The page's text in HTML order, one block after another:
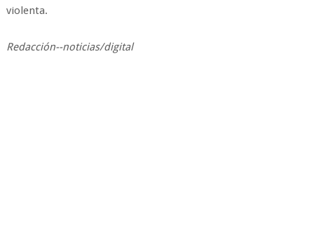
violenta.
Redacción--noticias/digital